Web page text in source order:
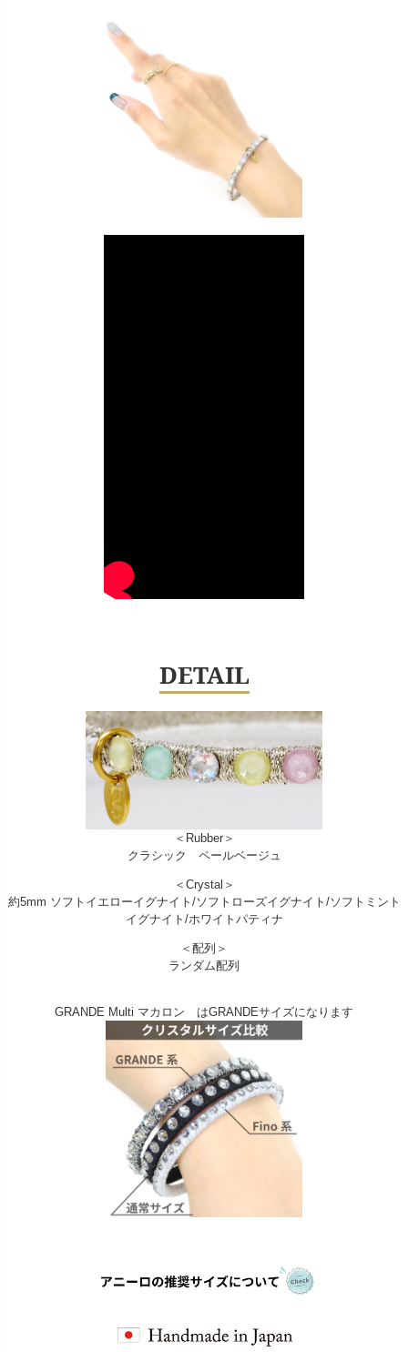
DETAIL
＜Rubber＞
クラシック ペールベージュ
＜Crystal＞
約5mm ソフトイエローイグナイト/ソフトローズイグナイト/ソフトミント
イグナイト/ホワイトパティナ
＜配列＞
ランダム配列
GRANDE Multi マカロン はGRANDEサイズになります